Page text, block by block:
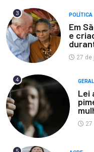
3 POLÍTICA
Em
e
27 de
4 GERAL
Lei
27